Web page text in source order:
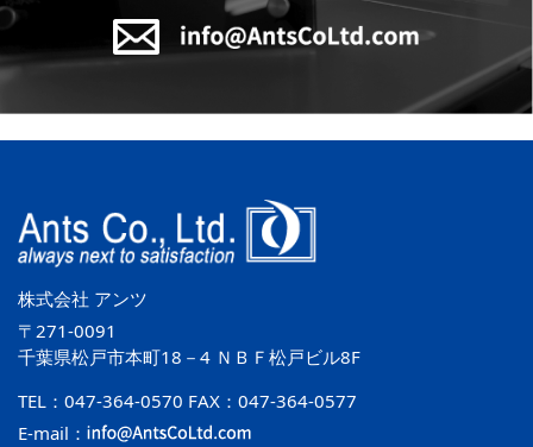
株式会社 アンツ
〒271-0091
千葉県松戸市本町18－4 ＮＢＦ松戸ビル8F
TEL：047-364-0570 FAX：047-364-0577
E-mail：